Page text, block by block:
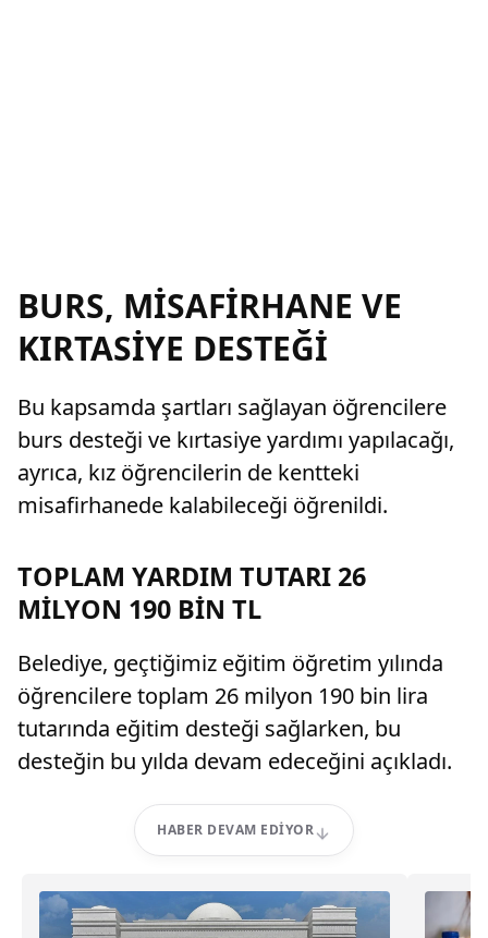
BURS, MİSAFİRHANE VE
KIRTASİYE DESTEĞİ
Bu kapsamda şartları sağlayan öğrencilere
burs desteği ve kırtasiye yardımı yapılacağı,
ayrıca, kız öğrencilerin de kentteki
misafirhanede kalabileceği öğrenildi.
TOPLAM YARDIM TUTARI 26
MİLYON 190 BİN TL
Belediye, geçtiğimiz eğitim öğretim yılında
öğrencilere toplam 26 milyon 190 bin lira
tutarında eğitim desteği sağlarken, bu
desteğin bu yılda devam edeceğini açıkladı.
HABER DEVAM EDIYOR